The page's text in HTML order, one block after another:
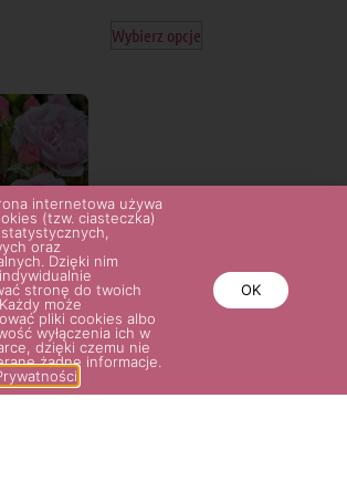
Wybierz opcje
internetowa używa
(tzw. ciasteczka)
oraz
Dzięki nim
stronę do twoich
może
pliki cookies albo
wyłączenia ich w
dzięki czemu nie
żadne informacje.
OK